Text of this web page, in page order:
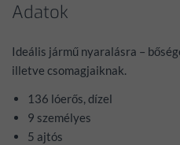
Adatok
Ideális jármű nyaralásra –
illetve csomagjaiknak.
136 lóerős, dízel
9 személyes
5 ajtós